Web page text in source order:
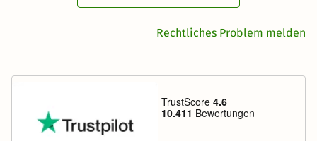
Rechtliches Problem melden